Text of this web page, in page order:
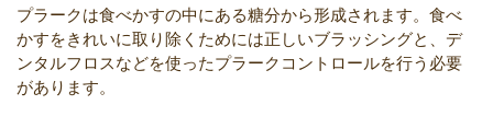
プラークは食べかすの中にある糖分から形成されます。食べ
かすをきれいに取り除くためには正しいブラッシングと、デ
ンタルフロスなどを使ったプラークコントロールを行う必要
があります。